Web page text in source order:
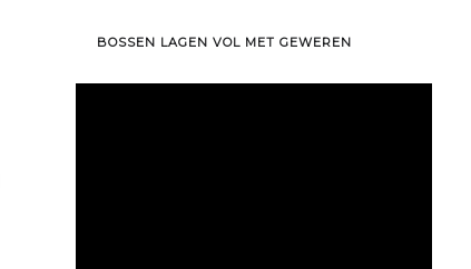
BOSSEN LAGEN VOL MET GEWEREN